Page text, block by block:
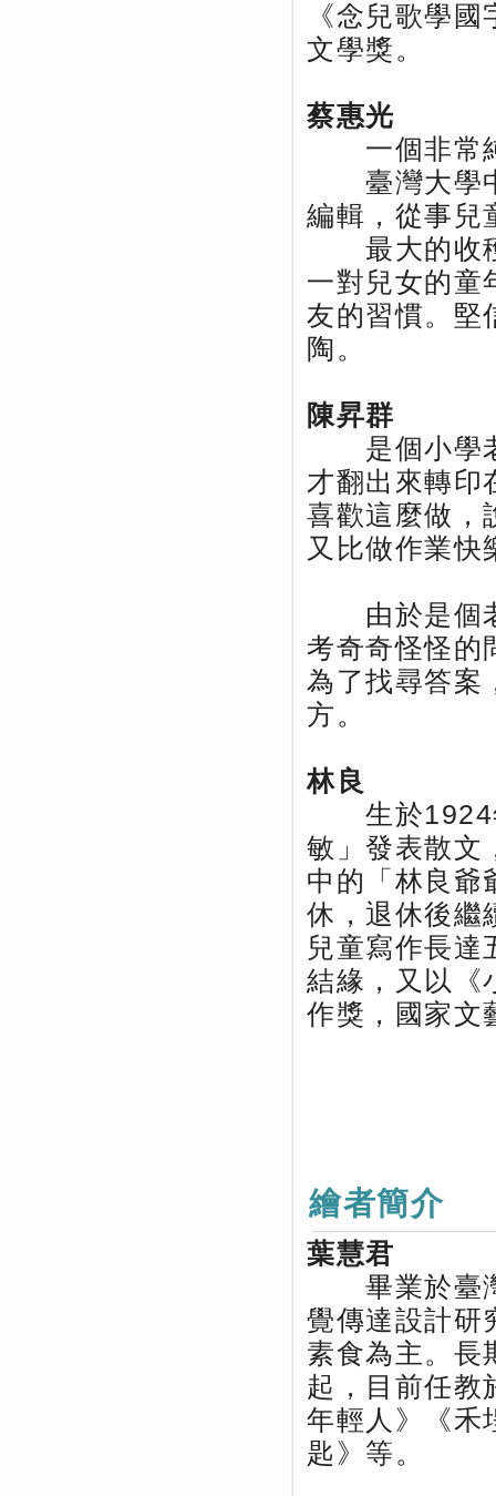
《念兒歌學
文學獎。
蔡惠光
一個非常純
臺灣大學中
編輯，從事兒
最大的收穫
一對兒女的童
友的習慣。堅
陶。
陳昇群
是個小學老
才翻出來轉印
喜歡這麼做，
又比做作業快
由於是個老
考奇奇怪怪的
為了找尋答案
方。
林良
生於1924年
敏」發表散文
中的「林良爺
休，退休後繼
兒童寫作長達
結緣，又以《
作獎，國家文
繪者簡介
葉慧君
畢業於臺灣
覺傳達設計研
素食為主。長
起，目前任教
年輕人》《禾
匙》等。